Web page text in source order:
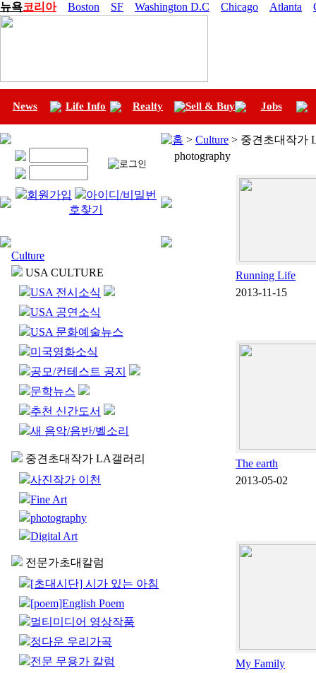
뉴욕코리아 Boston SF Washington D.C Chicago Atlanta
News Life Info Realty Sell & Buy Jobs
회원가입
아이디/비밀번
호찾기
Culture
USA CULTURE
USA 전시소식
USA 공연소식
USA 문화예술뉴스
미국영화소식
공모/컨테스트 공지
문학뉴스
추천 신간도서
새 음악/음반/벨소리
중견초대작가 LA갤러리
사진작가 이천
Fine Art
photography
Digital Art
전문가초대칼럼
[초대시단] 시가 있는 아침
[poem]English Poem
멀티미디어 영상작품
정다운 우리가곡
전문 무용가 칼럼
홈 > Culture > 중견초대작가
photography
Running Life
2013-11-15
The earth
2013-05-02
My Family